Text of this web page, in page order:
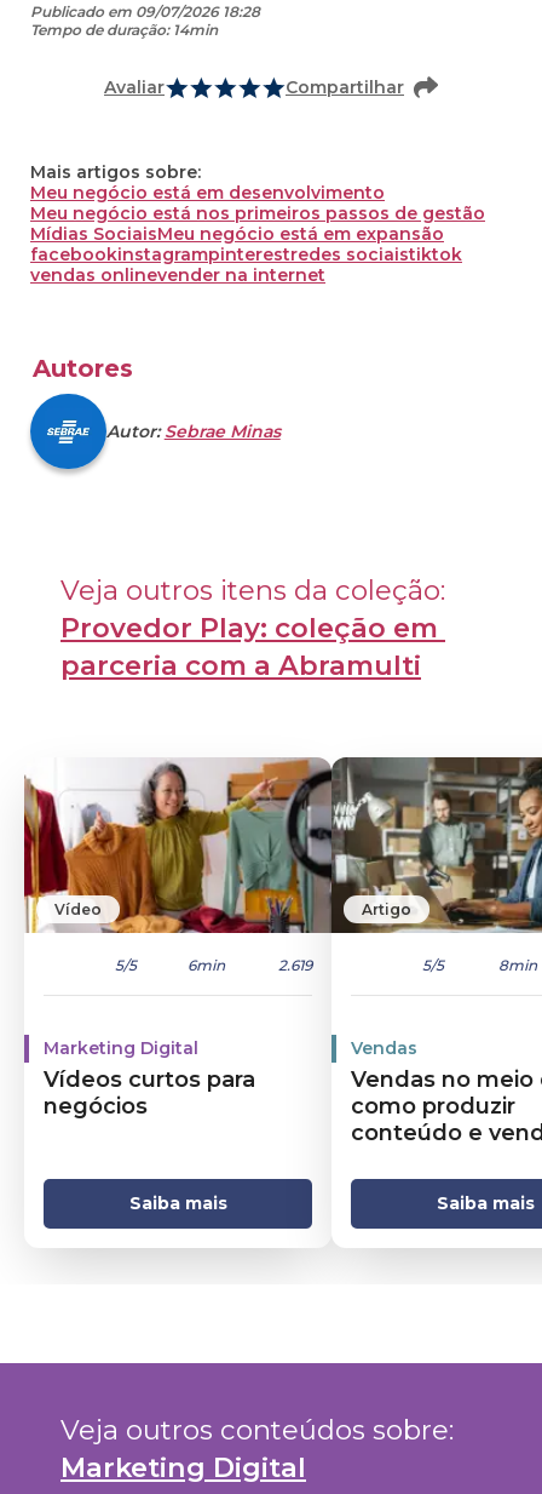
Publicado em 09/07/2026 18:28
Tempo de duração: 14min
Avaliar Compartilhar
Mais artigos sobre:
Meu negócio está em desenvolvimento
Meu negócio está nos primeiros passos de gestão
Mídias SociaisMeu negócio está em expansão
facebookinstagrampinterestredes sociaistiktok
vendas onlinevender na internet
Autores
Autor:Sebrae Minas
Provedor Play: coleção em
parceria com a Abramulti
Vídeo
5/5 6min 2.619
Marketing Digital
Vídeos curtos para
negócios
Saiba mais
Artigo
5/5 8min
Vendas
Vendas no meio
como produzir
conteúdo e
Saiba mais
Marketing Digital